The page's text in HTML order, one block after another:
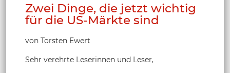
Zwei Dinge, die jetzt wichtig
für die US-Märkte sind
von Torsten Ewert
Sehr verehrte Leserinnen und Leser,